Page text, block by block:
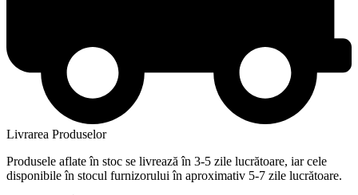
Livrarea Produselor
Produsele aflate în stoc se livrează în 3-5 zile lucrătoare, iar cele
disponibile în stocul furnizorului în aproximativ 5-7 zile lucrătoare.